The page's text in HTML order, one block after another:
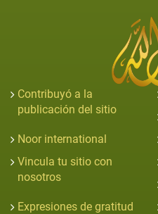
Contribuyó a la
publicación del sitio
Noor international
Vincula tu sitio con
nosotros
Expresiones de gratitud